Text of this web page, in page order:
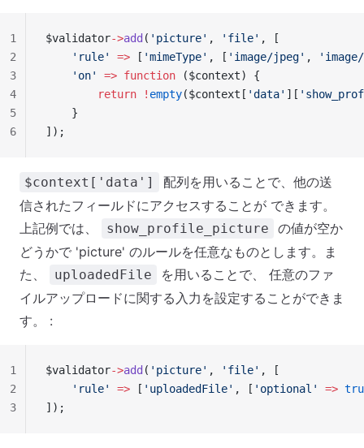
$validator->add ( 'picture' , 'file' , [
    'rule'
=> [ 'mimeType' , [ 'image/jpeg' ,
    'on'
=> function ($context) {
        return
! empty($context[ 'data' ][
    }
]);
1
2
3
4
5
6
$context['data']
配列を用いることで、他の送
信されたフィールドにアクセスすることが できます。
上記例では、
show_profile_picture
の値が空か
どうかで 'picture' のルールを任意なものとします。ま
た、
uploadedFile
を用いることで、 任意のファ
イルアップロードに関する入力を設定することができま
す。 :
$validator->add ( 'picture' , 'file' , [
    'rule'
=> [ 'uploadedFile' , [ 'optional' =>
]);
1
2
3